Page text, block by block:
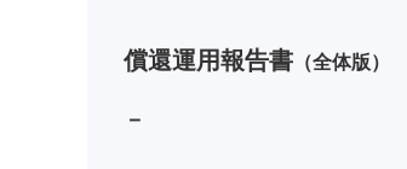
償還運用報告書 （全体版）
－